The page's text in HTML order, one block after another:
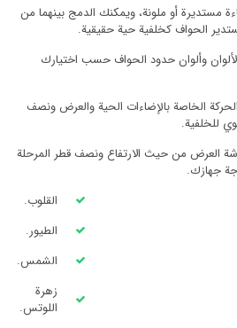
مستديرة أو ملونة، ويمكنك الدمج بينهما من
الحواف كخلفية حية حقيقية.
وألوان حدود الحواف حسب اختيارك
الخاصة بالإضاءات الحية والعرض ونصف
للخلفية.
من حيث الارتفاع ونصف قطر المرحلة
جهازك.
القلوب.
الطيور.
الشمس.
زهرة
اللوتس.